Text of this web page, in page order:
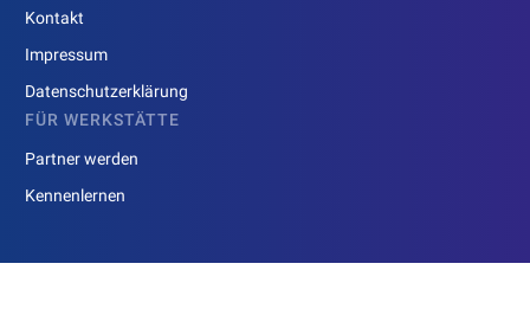
Kontakt
Impressum
Datenschutzerklärung
FÜR WERKSTÄTTE
Partner werden
Kennenlernen